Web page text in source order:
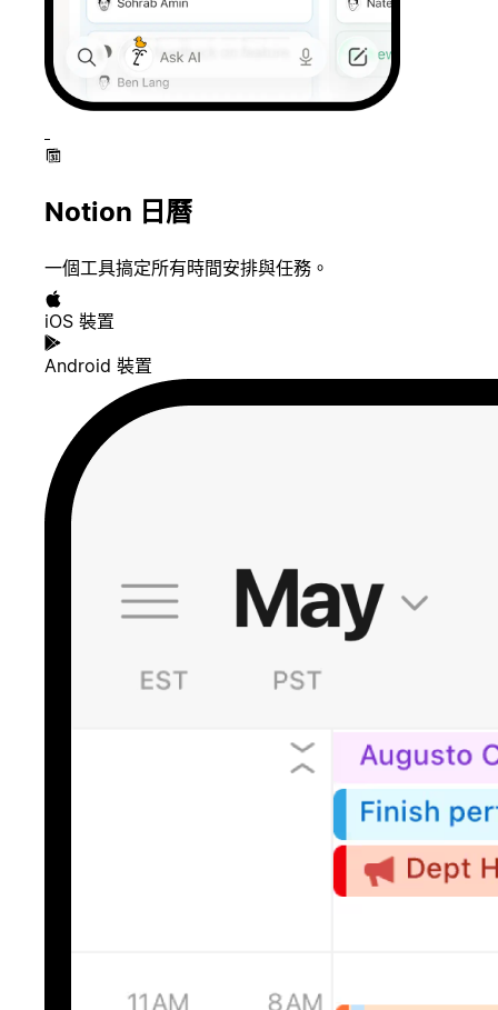
Notion 日曆
一個工具搞定所有時間安排與任務。
iOS 裝置
Android 裝置